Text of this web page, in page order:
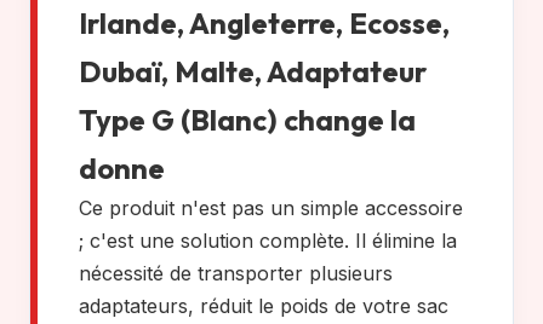
Irlande, Angleterre, Ecosse,
Dubaï, Malte, Adaptateur
Type G (Blanc) change la
donne
Ce produit n'est pas un simple accessoire
; c'est une solution complète. Il élimine la
nécessité de transporter plusieurs
adaptateurs, réduit le poids de votre sac